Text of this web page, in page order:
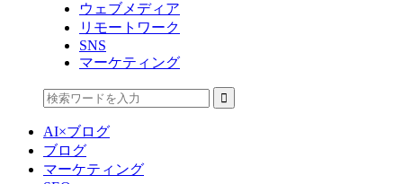
ウェブメディア
リモートワーク
SNS
マーケティング
AI×ブログ
ブログ
マーケティング